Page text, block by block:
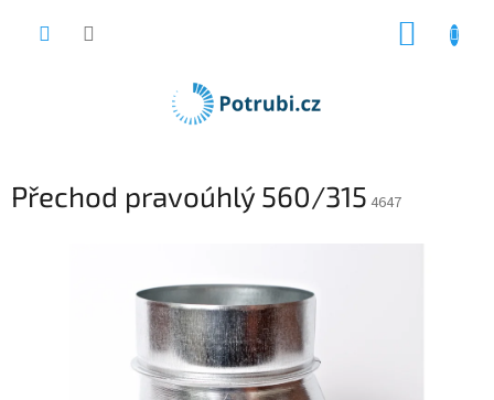
Přechod pravoúhlý 560/315 4647